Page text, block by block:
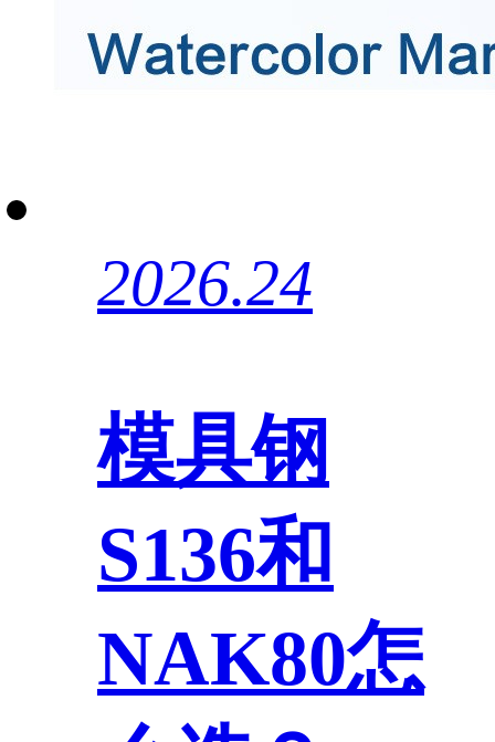
2026.24
模具钢
S136和
NAK80怎